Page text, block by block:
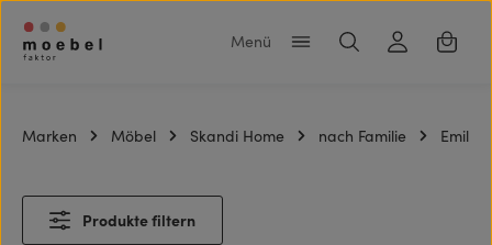
Zum Hauptinhalt springen
Marken Möbel Skandi Home nach Familie Emil
Produkte filtern